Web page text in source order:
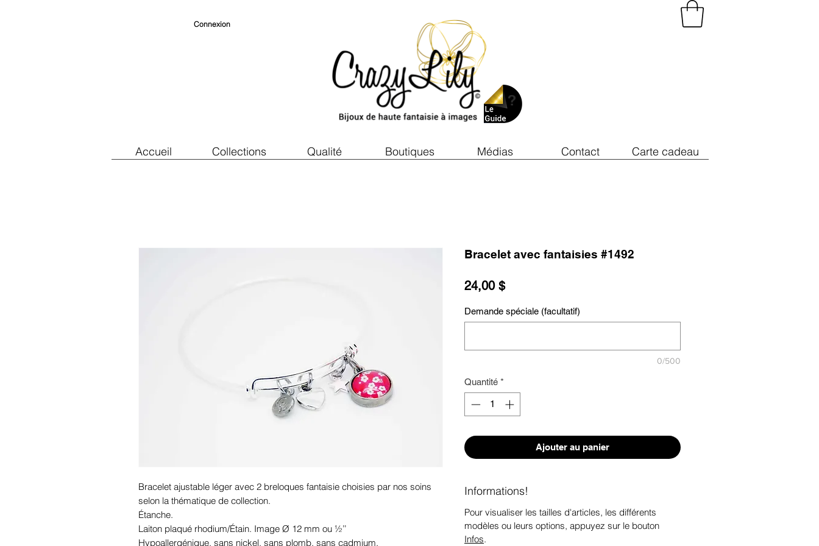
Accueil Collections Qualité Boutiques Médias Contact Carte cadeau
Connexion
Bracelet ajustable léger avec 2 breloques fantaisie choisies par nos soins
selon la thématique de collection.
Étanche.
Laiton plaqué rhodium/Étain. Image Ø 12 mm ou ½’’
Hypoallergénique, sans nickel, sans plomb, sans cadmium.
Bracelet avec fantaisies #1492
24,00 $Prix
Demande spéciale (facultatif)
0/500
Quantité *
Ajouter au panier
Informations!
Pour visualiser les tailles d'articles, les différents
modèles ou leurs options, appuyez sur le bouton
Infos.